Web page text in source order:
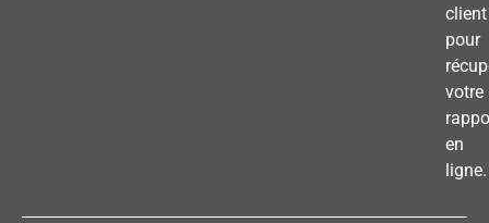
client
pour
votre
en
ligne.